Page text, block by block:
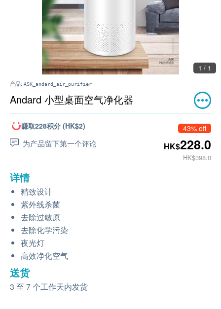
1 / 1
产品: ASK_andard_air_purifier
Andard 小型桌面空气净化器
赚取228积分 (HK$2)
为产品留下第一个评论
43% off
HK$228.0
HK$398.0
详情
精致设计
紫外线杀菌
去除过敏原
去除化学污染
夜光灯
高效净化空气
送货
3 至 7 个工作天内发货